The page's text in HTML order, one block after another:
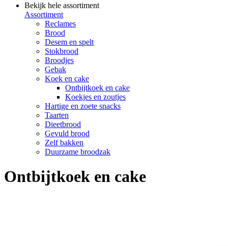
Bekijk hele assortiment
Assortiment
Reclames
Brood
Desem en spelt
Stokbrood
Broodjes
Gebak
Koek en cake
Ontbijtkoek en cake
Koekjes en zoutjes
Hartige en zoete snacks
Taarten
Dieetbrood
Gevuld brood
Zelf bakken
Duurzame broodzak
Ontbijtkoek en cake